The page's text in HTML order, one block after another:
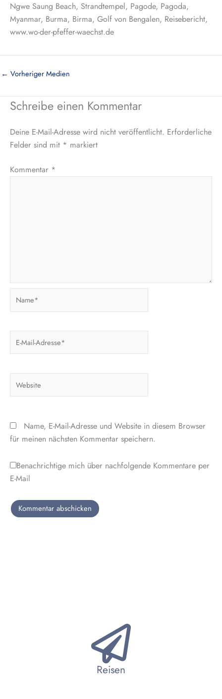
Ngwe Saung Beach, Strandtempel, Pagode, Pagoda,
Myanmar, Burma, Birma, Golf von Bengalen, Reisebericht,
www.wo-der-pfeffer-waechst.de
← Vorheriger Medien
Schreibe einen Kommentar
Deine E-Mail-Adresse wird nicht veröffentlicht. Erforderliche
Felder sind mit * markiert
Kommentar *
Name, E-Mail-Adresse und Website in diesem Browser
für meinen nächsten Kommentar speichern.
Benachrichtige mich über nachfolgende Kommentare per
E-Mail
Reisen